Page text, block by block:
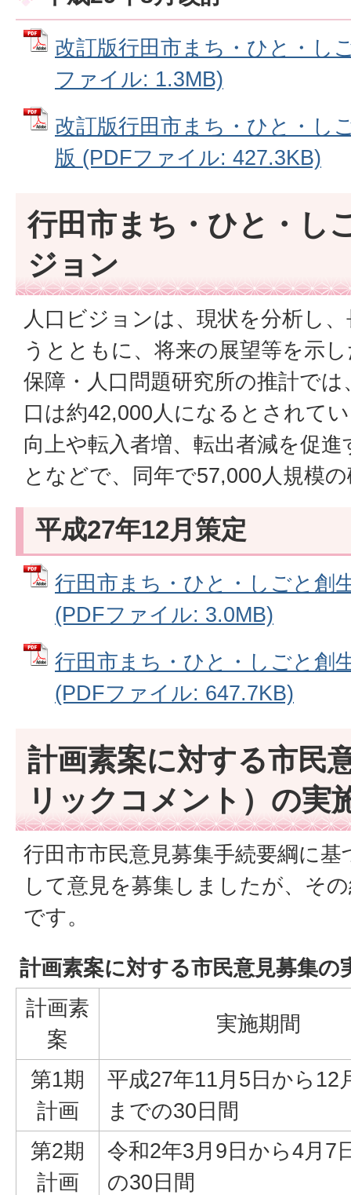
改訂版行田市まち・ひと・し
ファイル: 1.3MB)
改訂版行田市まち・ひと・し
版 (PDFファイル: 427.3KB)
行田市まち・ひと・し
ジョン
人口ビジョンは、現状を分析し
うとともに、将来の展望等を示
保障・人口問題研究所の推計で
口は約42,000人になるとされて
向上や転入者増、転出者減を促
となどで、同年で57,000人規模
平成27年12月策定
行田市まち・ひと・しごと創
(PDFファイル: 3.0MB)
行田市まち・ひと・しごと創
(PDFファイル: 647.7KB)
計画素案に対する市民
リックコメント）の実
行田市市民意見募集手続要綱に
して意見を募集しましたが、そ
です。
計画素案に対する市民意見募集の
計画素
案
実施期間
第1期
計画
平成27年11月5日から12
までの30日間
第2期
計画
令和2年3月9日から4月7
の30日間